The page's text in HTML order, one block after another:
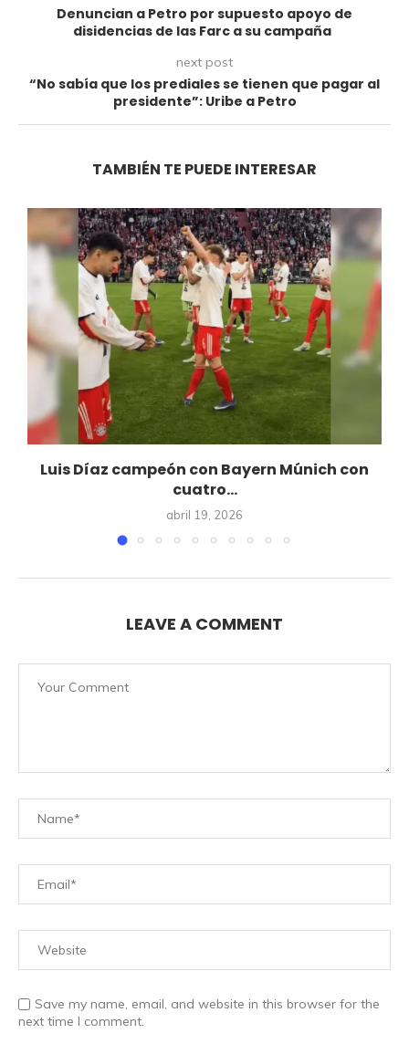
Denuncian a Petro por supuesto apoyo de
disidencias de las Farc a su campaña
next post
“No sabía que los prediales se tienen que pagar al
presidente”: Uribe a Petro
TAMBIÉN TE PUEDE INTERESAR
Luis Díaz campeón con Bayern Múnich con
cuatro...
abril 19, 2026
LEAVE A COMMENT
Save my name, email, and website in this browser for the
next time I comment.